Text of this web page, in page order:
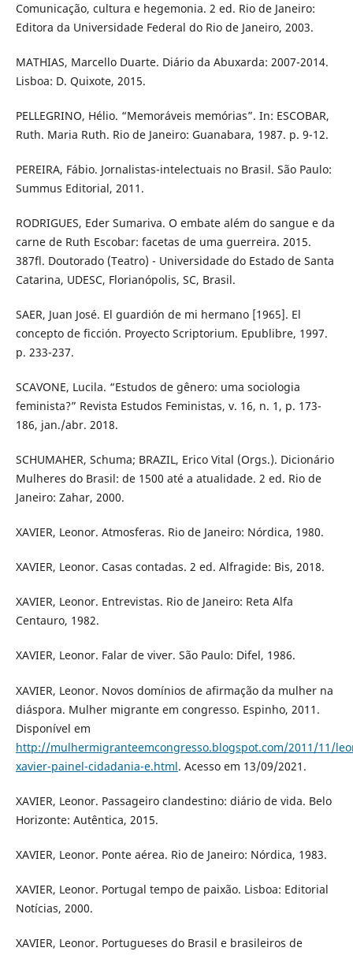
Comunicação, cultura e hegemonia. 2 ed. Rio de Janeiro:
Editora da Universidade Federal do Rio de Janeiro, 2003.
MATHIAS, Marcello Duarte. Diário da Abuxarda: 2007-2014.
Lisboa: D. Quixote, 2015.
PELLEGRINO, Hélio. “Memoráveis memórias”. In: ESCOBAR,
Ruth. Maria Ruth. Rio de Janeiro: Guanabara, 1987. p. 9-12.
PEREIRA, Fábio. Jornalistas-intelectuais no Brasil. São Paulo:
Summus Editorial, 2011.
RODRIGUES, Eder Sumariva. O embate além do sangue e da
carne de Ruth Escobar: facetas de uma guerreira. 2015.
387fl. Doutorado (Teatro) - Universidade do Estado de Santa
Catarina, UDESC, Florianópolis, SC, Brasil.
SAER, Juan José. El guardión de mi hermano [1965]. El
concepto de ficción. Proyecto Scriptorium. Epublibre, 1997.
p. 233-237.
SCAVONE, Lucila. “Estudos de gênero: uma sociologia
feminista?” Revista Estudos Feministas, v. 16, n. 1, p. 173-
186, jan./abr. 2018.
SCHUMAHER, Schuma; BRAZIL, Erico Vital (Orgs.). Dicionário
Mulheres do Brasil: de 1500 até a atualidade. 2 ed. Rio de
Janeiro: Zahar, 2000.
XAVIER, Leonor. Atmosferas. Rio de Janeiro: Nórdica, 1980.
XAVIER, Leonor. Casas contadas. 2 ed. Alfragide: Bis, 2018.
XAVIER, Leonor. Entrevistas. Rio de Janeiro: Reta Alfa
Centauro, 1982.
XAVIER, Leonor. Falar de viver. São Paulo: Difel, 1986.
XAVIER, Leonor. Novos domínios de afirmação da mulher na
diáspora. Mulher migrante em congresso. Espinho, 2011.
Disponível em
http://mulhermigranteemcongresso.blogspot.com/2011/11/
xavier-painel-cidadania-e.html. Acesso em 13/09/2021.
XAVIER, Leonor. Passageiro clandestino: diário de vida. Belo
Horizonte: Autêntica, 2015.
XAVIER, Leonor. Ponte aérea. Rio de Janeiro: Nórdica, 1983.
XAVIER, Leonor. Portugal tempo de paixão. Lisboa: Editorial
Notícias, 2000.
XAVIER, Leonor. Portugueses do Brasil e brasileiros de